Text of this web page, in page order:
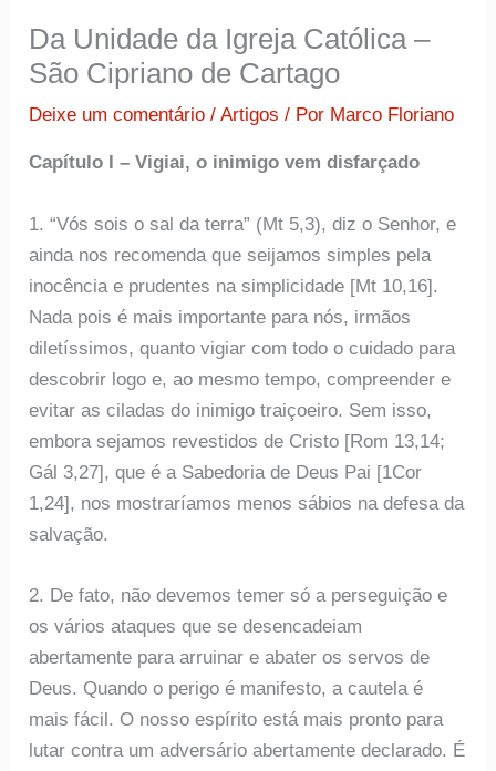
Da Unidade da Igreja Católica –
São Cipriano de Cartago
Deixe um comentário /Artigos / Por Marco Floriano
Capítulo I – Vigiai, o inimigo vem disfarçado
1. “Vós sois o sal da terra” (Mt 5,3), diz o Senhor, e
ainda nos recomenda que seijamos simples pela
inocência e prudentes na simplicidade [Mt 10,16].
Nada pois é mais importante para nós, irmãos
diletíssimos, quanto vigiar com todo o cuidado para
descobrir logo e, ao mesmo tempo, compreender e
evitar as ciladas do inimigo traiçoeiro. Sem isso,
embora sejamos revestidos de Cristo [Rom 13,14;
Gál 3,27], que é a Sabedoria de Deus Pai [1Cor
1,24], nos mostraríamos menos sábios na defesa da
salvação.
2. De fato, não devemos temer só a perseguição e
os vários ataques que se desencadeiam
abertamente para arruinar e abater os servos de
Deus. Quando o perigo é manifesto, a cautela é
mais fácil. O nosso espírito está mais pronto para
lutar contra um adversário abertamente declarado. É